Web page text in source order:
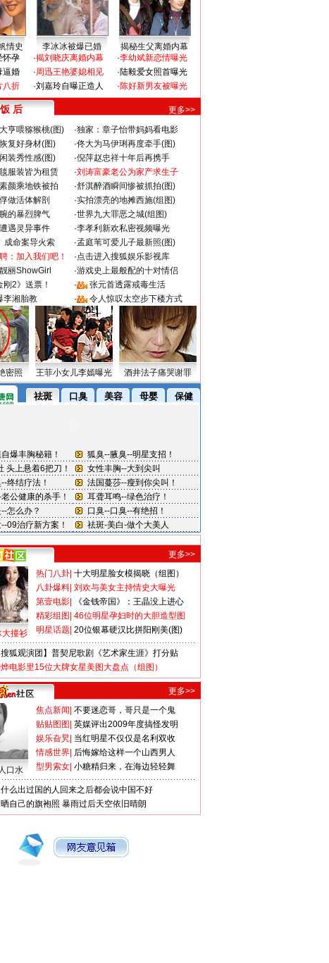
情史 李冰冰被爆已婚
揭秘生父离婚内幕
怀孕
逼婚
八折
·揭刘晓庆离婚内幕
·周迅王艳婆媳相见
·刘嘉玲自曝正造人
·李幼斌新恋情曝光
·陆毅爱女照首曝光
·陈好新男友被曝光
后
更多>>
亨喂猕猴桃(图) ·独家：章子怡带妈妈看电影
复好身材(图) ·佟大为马伊琍再度牵手(图)
装秀性感(图) ·倪萍赵忠祥十年后再携手
服装皆为租赁 ·刘涛富豪老公为家产求生子
颜乘地铁被拍 ·舒淇醉酒瞬间惨被抓拍(图)
做活体解剖 ·实拍漂亮的地摊西施(组图)
的暴烈脾气 ·世界九大罪恶之城(组图)
遇灵异事件 ·李孝利新欢私密视频曝光
成命案导火索 ·孟庭苇可爱儿子最新照(图)
：加入我们吧！ ·点击进入搜狐娱乐影视库
丽ShowGirl ·游戏史上最般配的十对情侣
刚2》送票！ ·
张元首透露戒毒生活
李湘胎教 · 令人惊叹太空步下楼方式
密照 王菲小女儿李嫣曝光 酒井法子痛哭谢罪
更多>>
大撞衫
热门八卦 十大明星脸女模揭晓（组图）
八卦爆料 刘欢与美女主持情史大曝光
第壹电影
《金钱帝国》：王晶没上进心
精彩组图 46位明星孕妇时的大胆造型图
明星话题 20位银幕硬汉比拼阳刚美(图)
搜狐观演团】普契尼歌剧《艺术家生涯》打分贴
电影里15位大牌女星美图大盘点（组图）
更多>>
口水
焦点新闻 不要迷恋哥，哥只是一个鬼
贴贴图图 英媒评出2009年度搞怪发明
娱乐旮旯 当红明星不仅仅是名利双收
情感世界 后悔嫁给这样一个山西男人
型男索女 小糖精归来，在海边轻轻舞
么出过国的人回来之后都会说中国不好
自己的旗袍照 暴雨过后天空依旧晴朗